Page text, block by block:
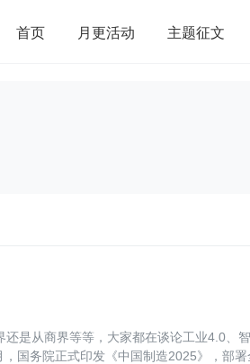
首页 月更活动 主题征文
是从商界等等，大家都在谈论工业4.0、
国务院正式印发《中国制造2025》，部署